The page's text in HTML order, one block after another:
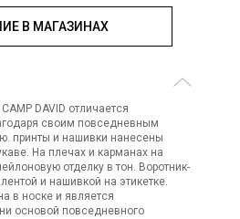
В МАГАЗИНАХ
DAVID отличается
своим повседневным
принты и нашивки нанесены
На плечах и карманах на
отделку в тон. Воротник-
и нашивкой на этикетке.
в носке и является
основой повседневного